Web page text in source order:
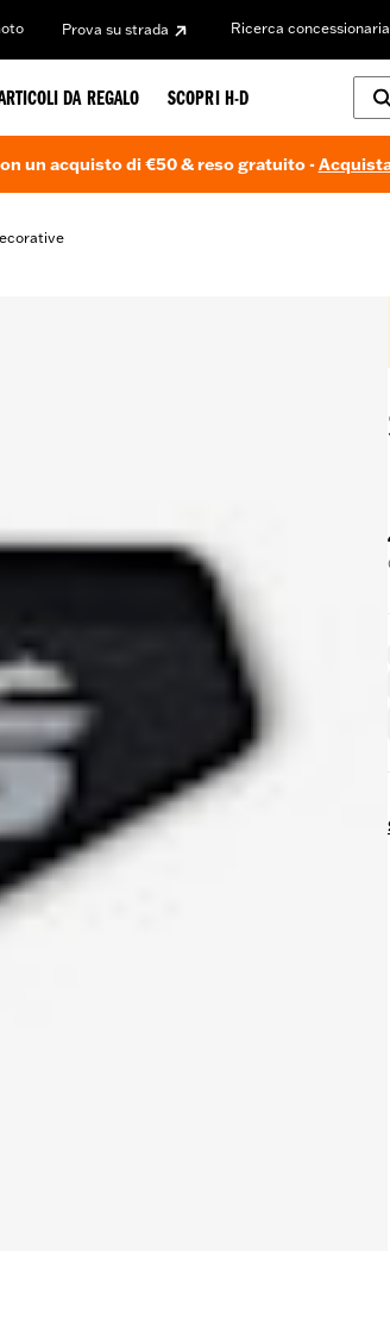
Prova su strada Ricerca concessionaria
DA REGALO SCOPRI H-D
un acquisto di €50 & reso gratuito -